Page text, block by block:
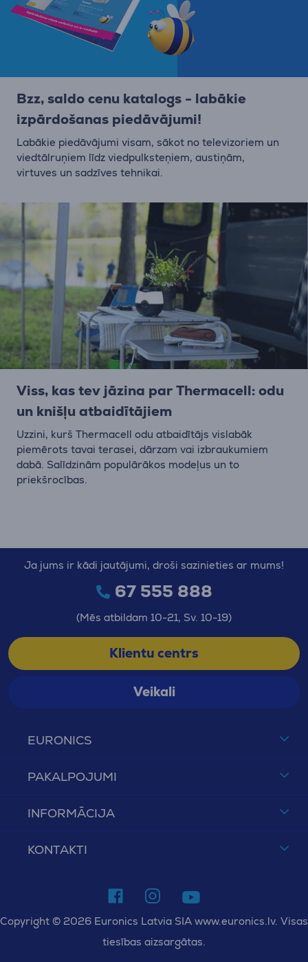
Bzz, saldo cenu katalogs - labākie
izpārdošanas piedāvājumi!
Labākie piedāvājumi visam, sākot no televizoriem un
viedtālruņiem līdz viedpulksteņiem, austiņām,
virtuves un sadzīves tehnikai.
Viss, kas tev jāzina par Thermacell: odu
un knišļu atbaidītājiem
Uzzini, kurš Thermacell odu atbaidītājs vislabāk
piemērots tavai terasei, dārzam vai izbraukumiem
dabā. Salīdzinām populārākos modeļus un to
priekšrocības.
EURONICS
PAKALPOJUMI
INFORMĀCIJA
KONTAKTI
Ja jums ir kādi jautājumi, droši sazinieties ar mums!
67 555 888
(Mēs atbildam 10-21, Sv. 10-19)
Klientu centrs
Veikali
Copyright © 2026 Euronics Latvia SIA www.euronics.lv. Visas
tiesības aizsargātas.